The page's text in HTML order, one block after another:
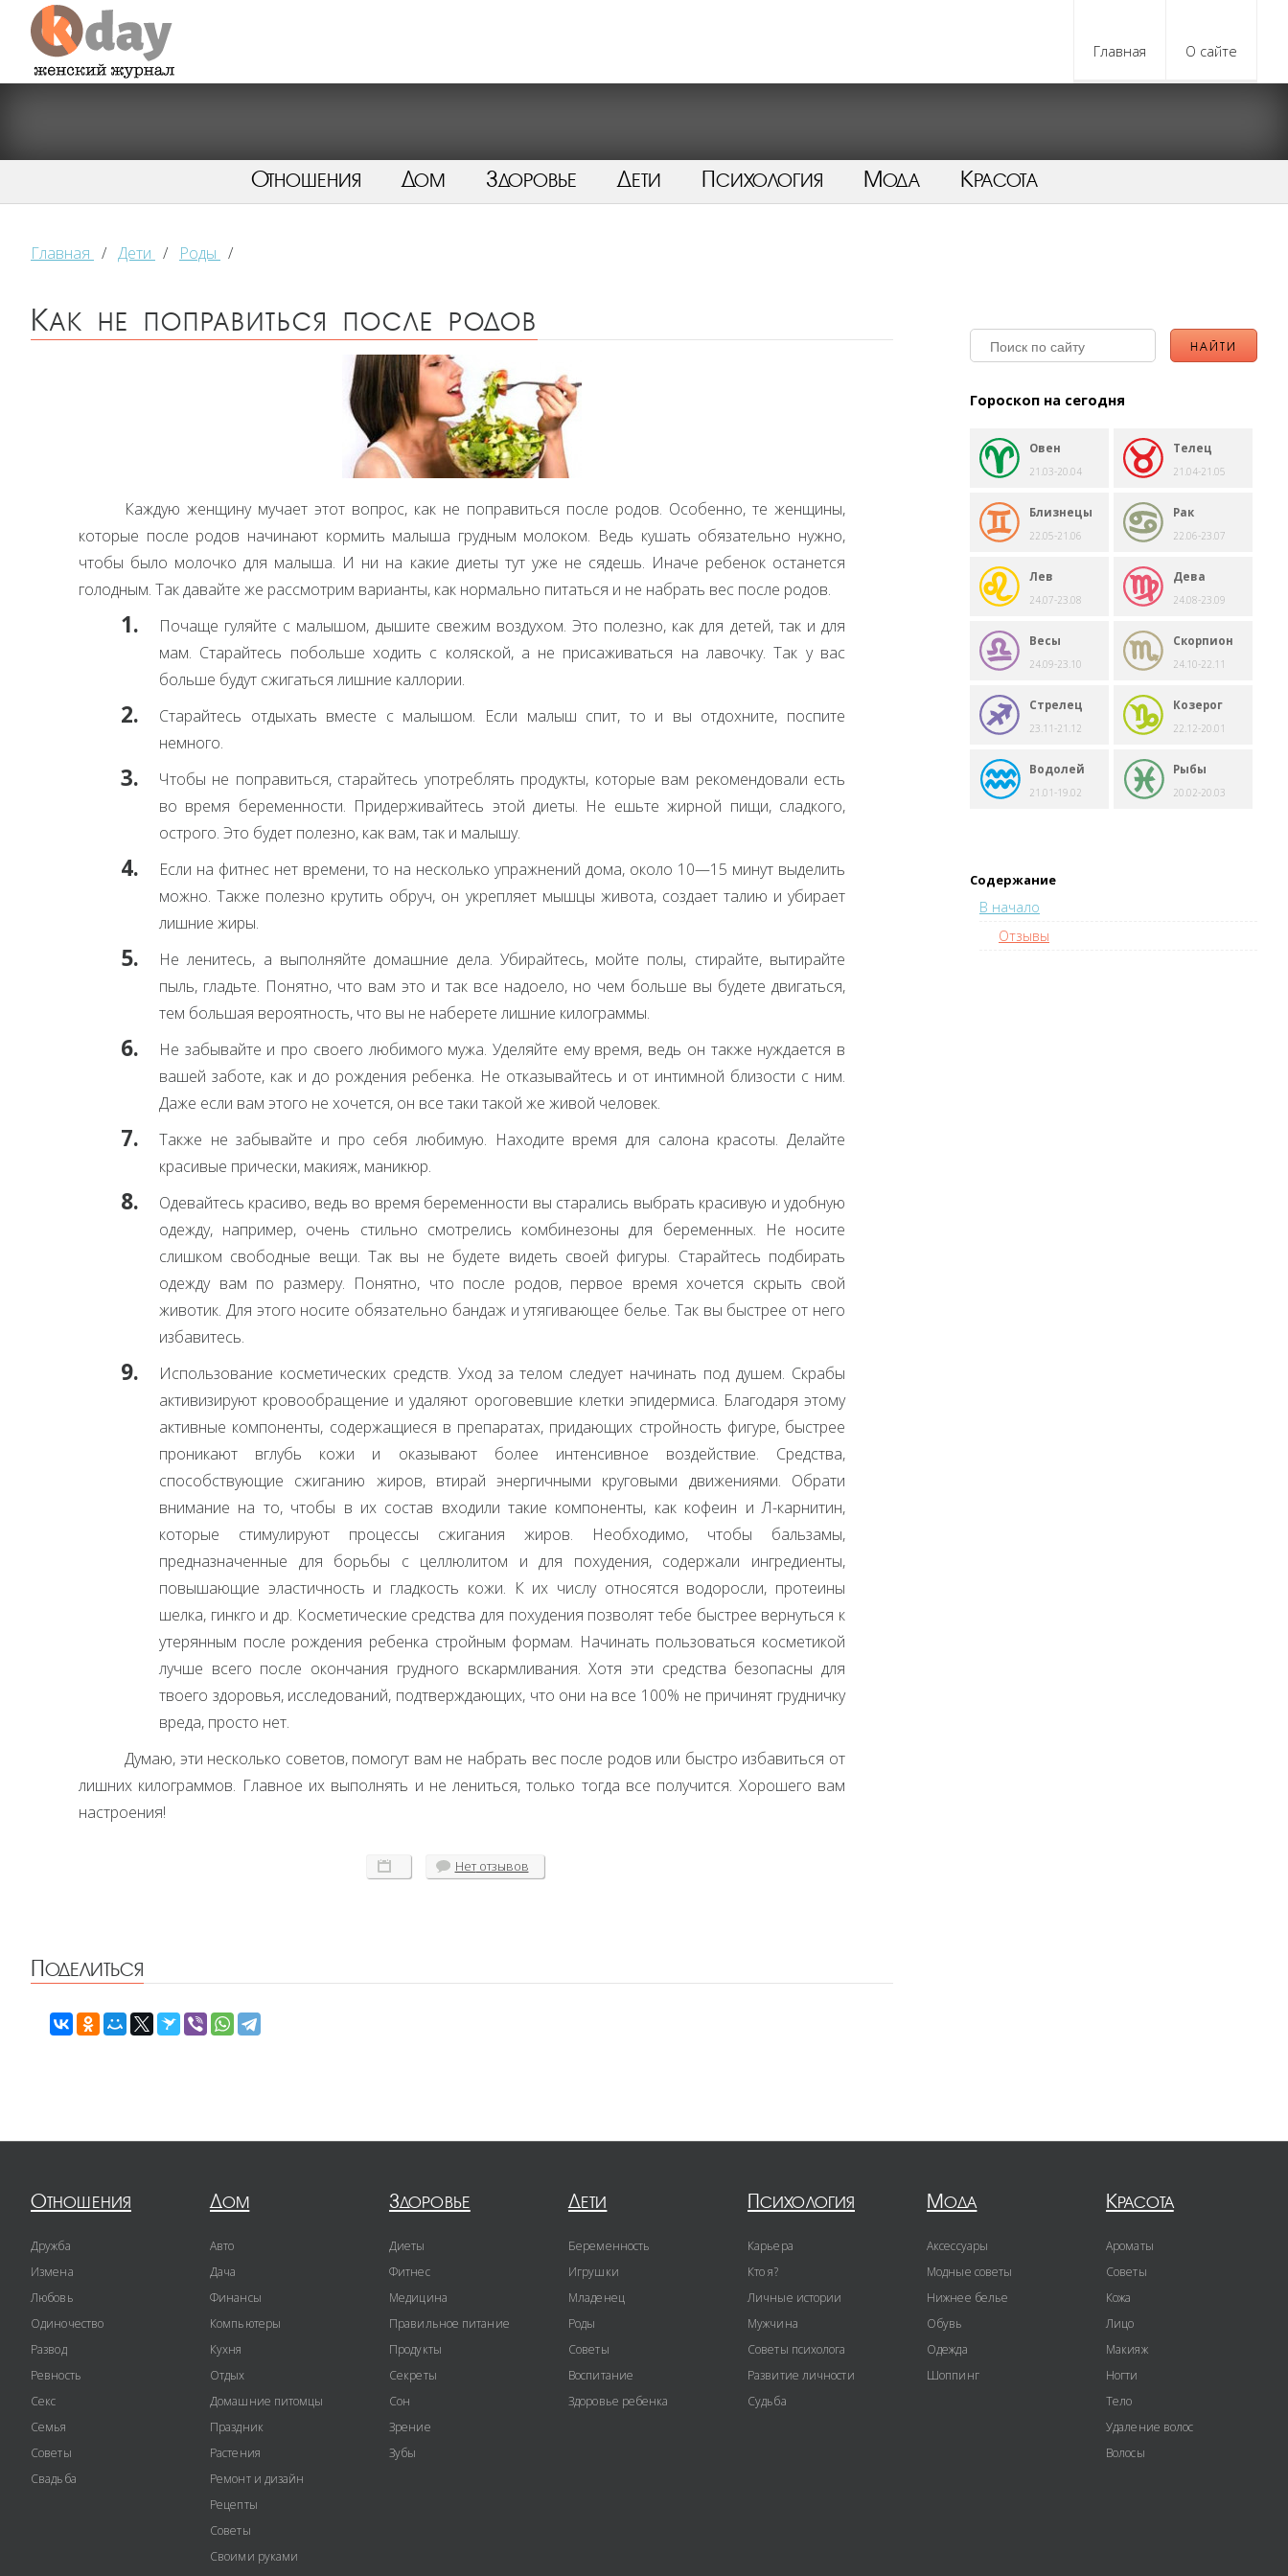
Главная О сайте
Отношения Дом Здоровье Дети Психология Мода Красота
Главная / Дети / Роды /
Как не поправиться после родов
Каждую женщину мучает этот вопрос, как не поправиться после родов. Особенно, те женщины,
которые после родов начинают кормить малыша грудным молоком. Ведь кушать обязательно нужно,
чтобы было молочко для малыша. И ни на какие диеты тут уже не сядешь. Иначе ребенок останется
голодным. Так давайте же рассмотрим варианты, как нормально питаться и не набрать вес после родов.
Почаще гуляйте с малышом, дышите свежим воздухом. Это полезно, как для детей, так и для
мам. Старайтесь побольше ходить с коляской, а не присаживаться на лавочку. Так у вас
больше будут сжигаться лишние каллории.
Старайтесь отдыхать вместе с малышом. Если малыш спит, то и вы отдохните, поспите
немного.
Чтобы не поправиться, старайтесь употреблять продукты, которые вам рекомендовали есть
во время беременности. Придерживайтесь этой диеты. Не ешьте жирной пищи, сладкого,
острого. Это будет полезно, как вам, так и малышу.
Если на фитнес нет времени, то на несколько упражнений дома, около 10—15 минут выделить
можно. Также полезно крутить обруч, он укрепляет мышцы живота, создает талию и убирает
лишние жиры.
Не ленитесь, а выполняйте домашние дела. Убирайтесь, мойте полы, стирайте, вытирайте
пыль, гладьте. Понятно, что вам это и так все надоело, но чем больше вы будете двигаться,
тем большая вероятность, что вы не наберете лишние килограммы.
Не забывайте и про своего любимого мужа. Уделяйте ему время, ведь он также нуждается в
вашей заботе, как и до рождения ребенка. Не отказывайтесь и от интимной близости с ним.
Даже если вам этого не хочется, он все таки такой же живой человек.
Также не забывайте и про себя любимую. Находите время для салона красоты. Делайте
красивые прически, макияж, маникюр.
Одевайтесь красиво, ведь во время беременности вы старались выбрать красивую и удобную
одежду, например, очень стильно смотрелись комбинезоны для беременных. Не носите
слишком свободные вещи. Так вы не будете видеть своей фигуры. Старайтесь подбирать
одежду вам по размеру. Понятно, что после родов, первое время хочется скрыть свой
животик. Для этого носите обязательно бандаж и утягивающее белье. Так вы быстрее от него
избавитесь.
Использование косметических средств. Уход за телом следует начинать под душем. Скрабы
активизируют кровообращение и удаляют ороговевшие клетки эпидермиса. Благодаря этому
активные компоненты, содержащиеся в препаратах, придающих стройность фигуре, быстрее
проникают вглубь кожи и оказывают более интенсивное воздействие. Средства,
способствующие сжиганию жиров, втирай энергичными круговыми движениями. Обрати
внимание на то, чтобы в их состав входили такие компоненты, как кофеин и Л-карнитин,
которые стимулируют процессы сжигания жиров. Необходимо, чтобы бальзамы,
предназначенные для борьбы с целлюлитом и для похудения, содержали ингредиенты,
повышающие эластичность и гладкость кожи. К их числу относятся водоросли, протеины
шелка, гинкго и др. Косметические средства для похудения позволят тебе быстрее вернуться к
утерянным после рождения ребенка стройным формам. Начинать пользоваться косметикой
лучше всего после окончания грудного вскармливания. Хотя эти средства безопасны для
твоего здоровья, исследований, подтверждающих, что они на все 100% не причинят грудничку
вреда, просто нет.
Думаю, эти несколько советов, помогут вам не набрать вес после родов или быстро избавиться от
лишних килограммов. Главное их выполнять и не лениться, только тогда все получится. Хорошего вам
настроения!
Нетотзывов
Поделиться
Гороскоп на сегодня
Овен
21.03-20.04
Телец
21.04-21.05
Близнецы
22.05-21.06
Рак
22.06-23.07
Лев
24.07-23.08
Дева
24.08-23.09
Весы
24.09-23.10
Скорпион
24.10-22.11
Стрелец
23.11-21.12
Козерог
22.12-20.01
Водолей
21.01-19.02
Рыбы
20.02-20.03
Содержание
В начало
Отзывы
Отношения
Дружба
Измена
Любовь
Одиночество
Развод
Ревность
Секс
Семья
Советы
Свадьба
Дом
Авто
Дача
Финансы
Компьютеры
Кухня
Отдых
Домашние питомцы
Праздник
Растения
Ремонт и дизайн
Рецепты
Советы
Своими руками
Здоровье
Диеты
Фитнес
Медицина
Правильное питание
Продукты
Секреты
Сон
Зрение
Зубы
Дети
Беременность
Игрушки
Младенец
Роды
Советы
Воспитание
Здоровье ребенка
Психология
Карьера
Кто я?
Личные истории
Мужчина
Советы психолога
Развитие личности
Судьба
Мода
Аксессуары
Модные советы
Нижнее белье
Обувь
Одежда
Шоппинг
Красота
Ароматы
Советы
Кожа
Лицо
Макияж
Ногти
Тело
Удаление волос
Волосы